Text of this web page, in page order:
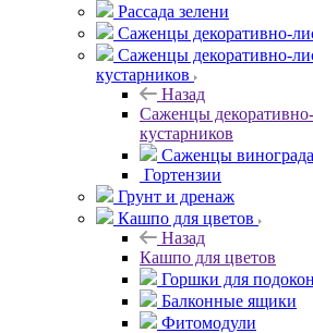
Рассада зелени
Саженцы декоративно-
Саженцы декоративно-
кустарников
Назад
Саженцы
кустарников
Саженцы винограда
Гортензии
Грунт и дренаж
Кашпо для цветов
Назад
Кашпо для цветов
Горшки для
Балконные ящики
Фитомодули